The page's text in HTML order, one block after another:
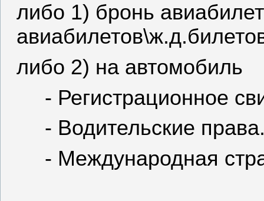
либо 1) бронь
либо 2) на автомобиль
- Регистрационное
- Водительские
- Международная